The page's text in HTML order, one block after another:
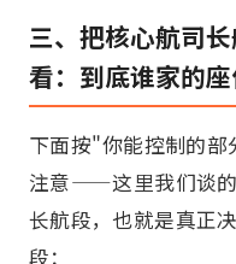
三、把核心航司
看：到底谁家的座
下面按"你能控制的部
注意——这里我们谈
长航段，也就是真正
段：